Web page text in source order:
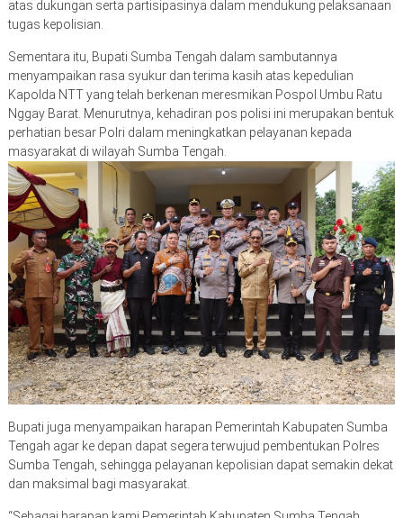
atas dukungan serta partisipasinya dalam mendukung pelaksanaan
tugas kepolisian.
Sementara itu, Bupati Sumba Tengah dalam sambutannya
menyampaikan rasa syukur dan terima kasih atas kepedulian
Kapolda NTT yang telah berkenan meresmikan Pospol Umbu Ratu
Nggay Barat. Menurutnya, kehadiran pos polisi ini merupakan bentuk
perhatian besar Polri dalam meningkatkan pelayanan kepada
masyarakat di wilayah Sumba Tengah.
Bupati juga menyampaikan harapan Pemerintah Kabupaten Sumba
Tengah agar ke depan dapat segera terwujud pembentukan Polres
Sumba Tengah, sehingga pelayanan kepolisian dapat semakin dekat
dan maksimal bagi masyarakat.